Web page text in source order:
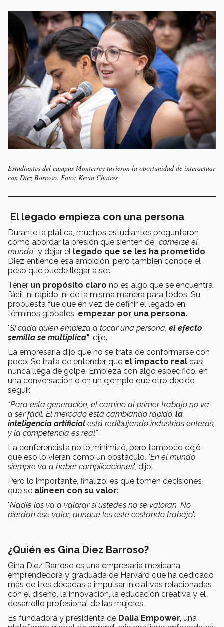
Estudiantes del campus Monterrey tuvieron la oportunidad de interactuar
con Diez Barroso. Foto: Kevin Chaires
El legado empieza con una persona
Durante la plática, muchos estudiantes preguntaron
cómo abordar la presión que sienten de “comerse el
mundo” y dejar el legado que se les ha prometido.
Diez entiende esa ambición, pero también conoce el
peso que puede llegar a ser.
Tener un propósito claro no es algo que se encuentra
fácil, ni rápido, ni de la misma manera para todos. Su
propuesta fue que en vez de definir el legado en
términos globales, empezar por una persona.
"Si cada quien empieza a tocar una persona, el efecto
semilla se multiplica", dijo.
La empresaria dijo que no se trata de conformarse con
poco. Se trata de entender que el impacto real casi
nunca llega de golpe. Empieza con algo específico, en
una conversación o en un ejemplo que otro decide
seguir.
"Para esta generación, el camino al primer trabajo no va
a ser fácil. El mercado está cambiando rápido, la
inteligencia artificial está redibujando industrias enteras,
y la competencia es real".
La conferencista no lo minimizó, pero tampoco dejó
que eso lo vieran como un obstáculo. "En el mundo
siempre va a haber complicaciones", dijo.
Pero lo importante, finalizó, es que tomen decisiones
que se alineen con su valor:
"Nadie los va a valorar si ustedes no se valoran. No
pierdan ese valor, aunque les esté costando trabajo".
¿Quién es Gina Diez Barroso?
Gina Diez Barroso es una empresaria mexicana,
emprendedora y graduada de Harvard que ha dedicado
más de tres décadas a impulsar iniciativas relacionadas
con el diseño, la innovación, la educación creativa y el
desarrollo profesional de las mujeres.
Es fundadora y presidenta de Dalia Empower, una